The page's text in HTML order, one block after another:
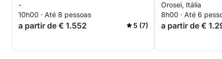
-
10h00 · Até 8 pessoas
a partir de € 1.552 5 (7)
Orosei, Itália
8h00 · Até 6
a partir de €